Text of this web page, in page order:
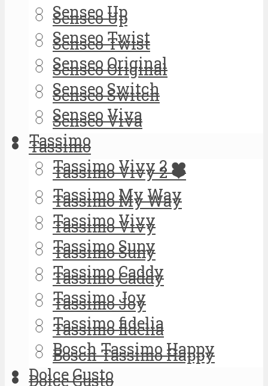
Senseo Up
Senseo Twist
Senseo Original
Senseo Switch
Senseo Viva
Tassimo
Tassimo Vivy 2 ❤️
Tassimo My Way
Tassimo Vivy
Tassimo Suny
Tassimo Caddy
Tassimo Joy
Tassimo fidelia
Bosch Tassimo Happy
Dolce Gusto
Senseo Up
Senseo Twist
Senseo Original
Senseo Switch
Senseo Viva
Tassimo
Tassimo Vivy 2 ❤️
Tassimo My Way
Tassimo Vivy
Tassimo Suny
Tassimo Caddy
Tassimo Joy
Tassimo fidelia
Bosch Tassimo Happy
Dolce Gusto